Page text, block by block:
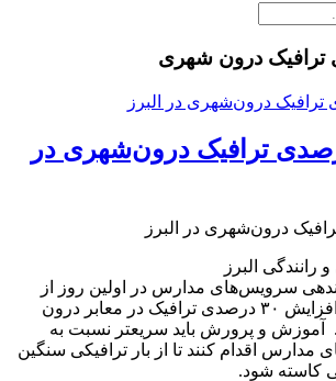
ترافیک درون شهری
۳۰ درصدی ترافیک درون‌شهری در
رانندگی البرز
سرویس‌های مدارس در اولین روز از
فصل مدرسه، شاهد افزایش ۳۰ درصدی ترافیک در معابر درون
و پرورش باید سریعتر نسبت به
اقدام کنند تا از بار ترافیکی سنگین
کاسته شود.